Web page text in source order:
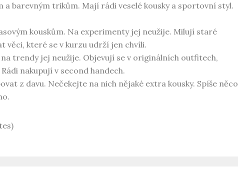
a barevným trikům. Mají rádi veselé kousky a sportovní styl.
kouskům. Na experimenty jej neužije. Milují staré
věci, které se v kurzu udrží jen chvíli.
trendy jej neužije. Objevují se v originálních outfitech,
nakupují v second handech.
z davu. Nečekejte na nich nějaké extra kousky. Spíše něco